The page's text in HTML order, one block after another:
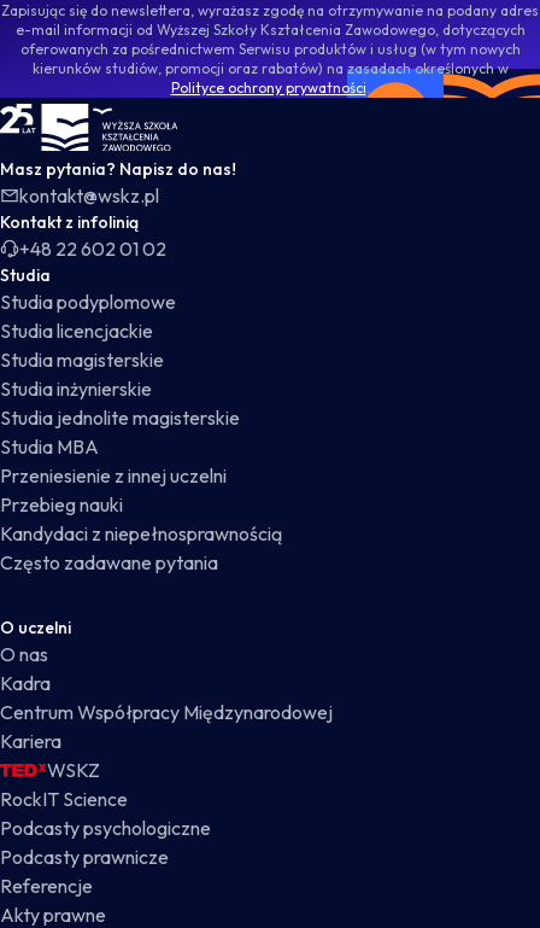
Zapisując się do newslettera, wyrażasz zgodę na otrzymywanie na podany adres
e-mail informacji od Wyższej Szkoły Kształcenia Zawodowego, dotyczących
oferowanych za pośrednictwem Serwisu produktów i usług (w tym nowych
kierunków studiów, promocji oraz rabatów) na zasadach określonych w
Polityce ochrony prywatności.
WSKZ - strona główna
Masz pytania? Napisz do nas!
kontakt@wskz.pl
Kontakt z infolinią
+48 22 602 01 02
Studia
Studia podyplomowe
Studia licencjackie
Studia magisterskie
Studia inżynierskie
Studia jednolite magisterskie
Studia MBA
Przeniesienie z innej uczelni
Przebieg nauki
Kandydaci z niepełnosprawnością
Często zadawane pytania
O uczelni
O nas
Kadra
Centrum Współpracy Międzynarodowej
Kariera
WSKZ
RockIT Science
Podcasty psychologiczne
Podcasty prawnicze
Referencje
Akty prawne